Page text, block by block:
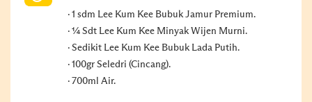
1 sdm Lee Kum Kee Bubuk Jamur Premium.
¼ Sdt Lee Kum Kee Minyak Wijen Murni.
Sedikit Lee Kum Kee Bubuk Lada Putih.
100gr Seledri (Cincang).
700ml Air.